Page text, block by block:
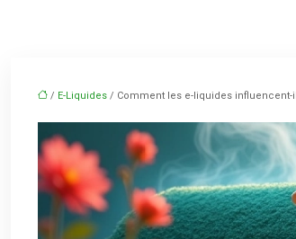
/ E-Liquides / Comment les e-liquides influencent-